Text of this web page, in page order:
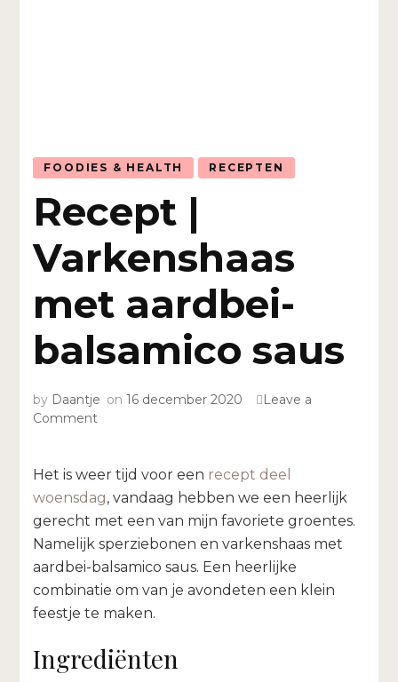
FOODIES & HEALTH RECEPTEN
Recept |
Varkenshaas
met aardbei-
balsamico saus
by Daantje on16 december 2020
Leave a
Comment
Varkenshaas
met
balsamico
saus
Het is weer tijd voor een recept deel
woensdag, vandaag hebben we een heerlijk
gerecht met een van mijn favoriete groentes.
Namelijk sperziebonen en varkenshaas met
aardbei-balsamico saus. Een heerlijke
combinatie om van je avondeten een klein
feestje te maken.
Ingrediënten